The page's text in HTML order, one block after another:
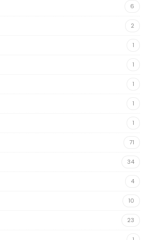
6
2
1
1
1
1
1
71
34
4
10
23